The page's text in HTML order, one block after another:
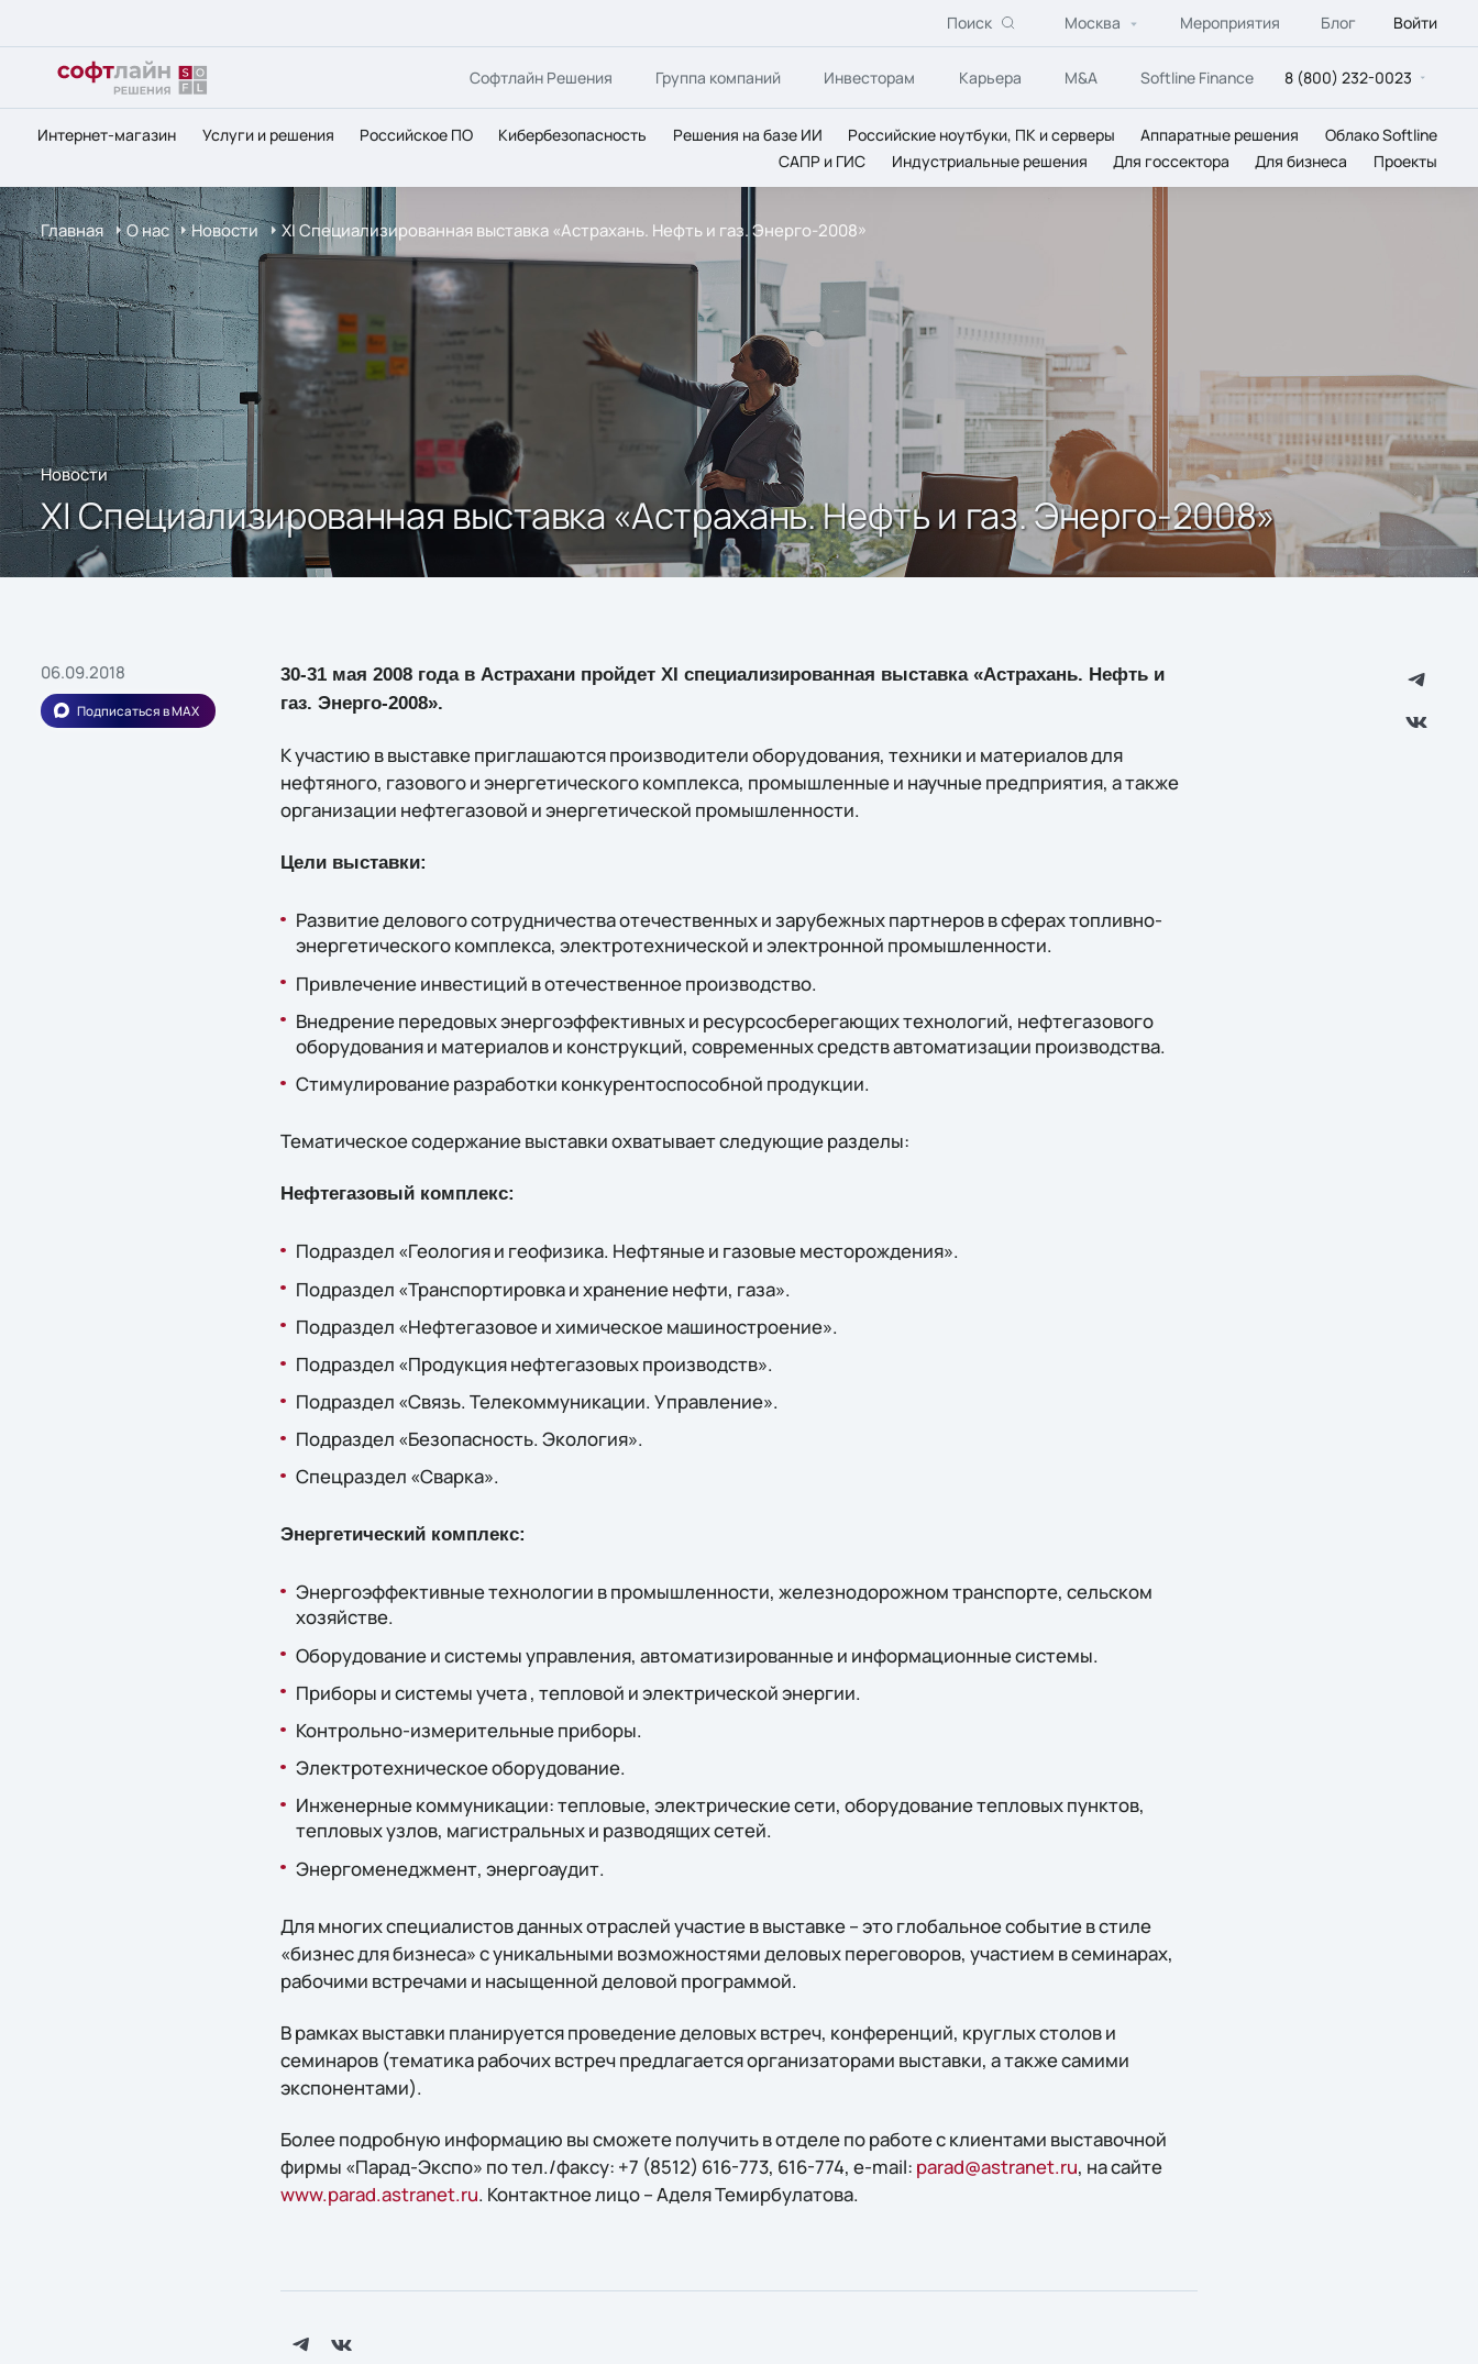
Поиск Москва Мероприятия Блог Войти
Софтлайн Решения Группа компаний Инвесторам Карьера M&A Softline Finance 8 (800) 232-0023
Интернет-магазин Услуги и решения Российское ПО Кибербезопасность Решения на базе ИИ Российские ноутбуки, ПК и серверы Аппаратные решения
Облако Softline
САПР и ГИС
Индустриальные решения Для госсектора Для бизнеса Проекты
Главная О нас Новости XI Специализированная выставка «Астрахань. Нефть и газ. Энерго-2008»
Новости
XI Специализированная выставка «Астрахань. Нефть и газ. Энерго-2008»
06.09.2018
Подписаться в MAX
30-31 мая 2008 года в Астрахани пройдет XI специализированная выставка «Астрахань. Нефть и
газ. Энерго-2008».
К участию в выставке приглашаются производители оборудования, техники и материалов для
нефтяного, газового и энергетического комплекса, промышленные и научные предприятия, а также
организации нефтегазовой и энергетической промышленности.
Цели выставки:
Развитие делового сотрудничества отечественных и зарубежных партнеров в сферах топливно-
энергетического комплекса, электротехнической и электронной промышленности.
Привлечение инвестиций в отечественное производство.
Внедрение передовых энергоэффективных и ресурсосберегающих технологий, нефтегазового
оборудования и материалов и конструкций, современных средств автоматизации производства.
Стимулирование разработки конкурентоспособной продукции.
Тематическое содержание выставки охватывает следующие разделы:
Нефтегазовый комплекс:
Подраздел «Геология и геофизика. Нефтяные и газовые месторождения».
Подраздел «Транспортировка и хранение нефти, газа».
Подраздел «Нефтегазовое и химическое машиностроение».
Подраздел «Продукция нефтегазовых производств».
Подраздел «Связь. Телекоммуникации. Управление».
Подраздел «Безопасность. Экология».
Спецраздел «Сварка».
Энергетический комплекс:
Энергоэффективные технологии в промышленности, железнодорожном транспорте, сельском
хозяйстве.
Оборудование и системы управления, автоматизированные и информационные системы.
Приборы и системы учета , тепловой и электрической энергии.
Контрольно-измерительные приборы.
Электротехническое оборудование.
Инженерные коммуникации: тепловые, электрические сети, оборудование тепловых пунктов,
тепловых узлов, магистральных и разводящих сетей.
Энергоменеджмент, энергоаудит.
Для многих специалистов данных отраслей участие в выставке – это глобальное событие в стиле
«бизнес для бизнеса» с уникальными возможностями деловых переговоров, участием в семинарах,
рабочими встречами и насыщенной деловой программой.
В рамках выставки планируется проведение деловых встреч, конференций, круглых столов и
семинаров (тематика рабочих встреч предлагается организаторами выставки, а также самими
экспонентами).
Более подробную информацию вы сможете получить в отделе по работе с клиентами выставочной
фирмы «Парад-Экспо» по тел./факсу: +7 (8512) 616-773, 616-774, e-mail: parad@astranet.ru, на сайте
www.parad.astranet.ru. Контактное лицо – Аделя Темирбулатова.